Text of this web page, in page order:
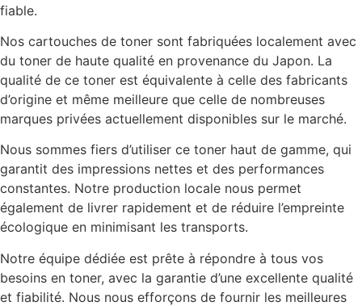
fiable.
Nos cartouches de toner sont fabriquées localement avec
du toner de haute qualité en provenance du Japon. La
qualité de ce toner est équivalente à celle des fabricants
d’origine et même meilleure que celle de nombreuses
marques privées actuellement disponibles sur le marché.
Nous sommes fiers d’utiliser ce toner haut de gamme, qui
garantit des impressions nettes et des performances
constantes. Notre production locale nous permet
également de livrer rapidement et de réduire l’empreinte
écologique en minimisant les transports.
Notre équipe dédiée est prête à répondre à tous vos
besoins en toner, avec la garantie d’une excellente qualité
et fiabilité. Nous nous efforçons de fournir les meilleures